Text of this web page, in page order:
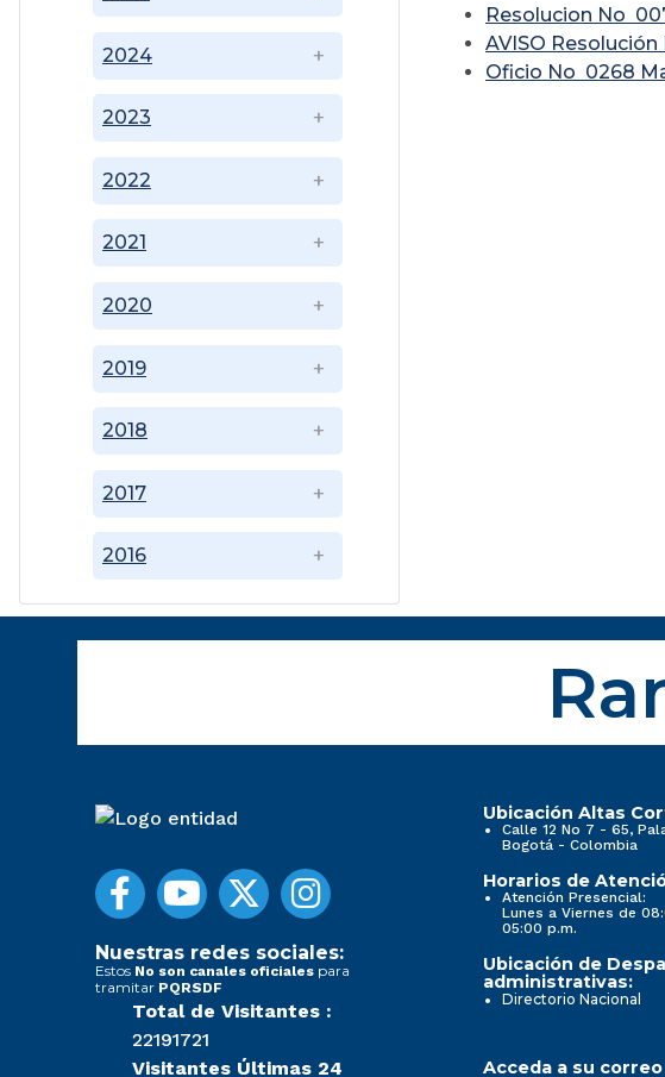
2016
2017
2018
2019
2020
2021
2022
2023
2024
Resolucion No
AVISO
Oficio No 0268
Nuestras redes sociales:
Estos No son canales oficiales para
tramitar PQRSDF
Total de Visitantes :
22191721
Visitantes Últimas 24
Ubicación Altas
Calle 12 No 7 - 65,
Bogotá - Colombia
Horarios de
Atención Presencial:
Lunes a Viernes de
05:00 p.m.
Ubicación de
administrativas:
Directorio Nacional
Acceda a su